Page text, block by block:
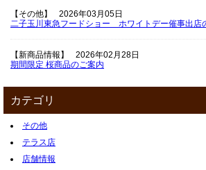
【その他】
2026年03月05日
二子玉川東急フードショー ホワイトデー催事出店
【新商品情報】
2026年02月28日
期間限定 桜商品のご案内
カテゴリ
その他
テラス店
店舗情報